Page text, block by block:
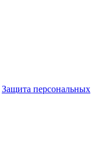
Защита персональных